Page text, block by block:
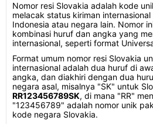
Nomor resi Slovakia adalah kode
melacak status kiriman
Indonesia atau negara lain. Nomor
kombinasi huruf dan angka yang
internasional, seperti format
Format umum nomor resi Slovakia
internasional adalah dua huruf di
angka, dan diakhiri dengan dua
negara asal, misalnya "SK" untuk
RR123456789SK, di mana "RR"
"123456789" adalah nomor unik
kode negara Slovakia.